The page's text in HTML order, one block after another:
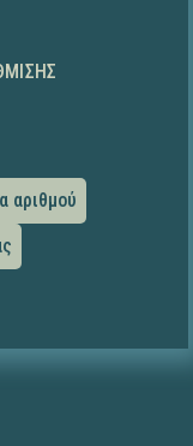
αριθμού